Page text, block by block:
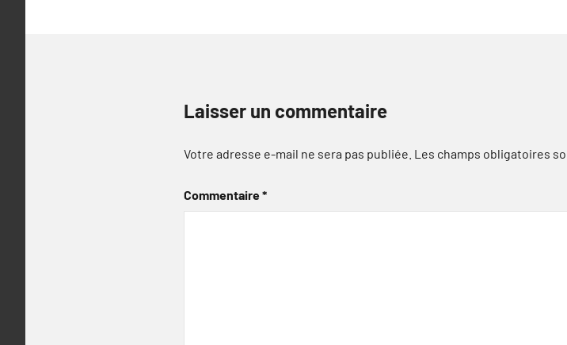
Laisser un commentaire
Votre adresse e-mail ne sera pas publiée. Les champs obligatoires
Commentaire*